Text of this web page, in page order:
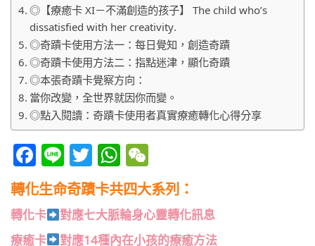
◎【療癒卡 XI－不滿創造的孩子】 The child who’s
dissatisfied with her creativity.
◎奇蹟卡使用方法一：每日覺知，創造奇蹟
◎奇蹟卡使用方法二：指點迷津，顯化奇蹟
◎本張奇蹟卡覺察方向：
當你改變，全世界就因你而變。
◎點入閱讀：奇蹟卡使用者真實療癒轉化心得分享
Facebook
LineTwitterWhatsApp
轉化生命奇蹟卡共四大系列：
轉化卡
對應七大脈輪身心靈轉化訊息
療癒卡
對應14種內在小孩的療癒方法